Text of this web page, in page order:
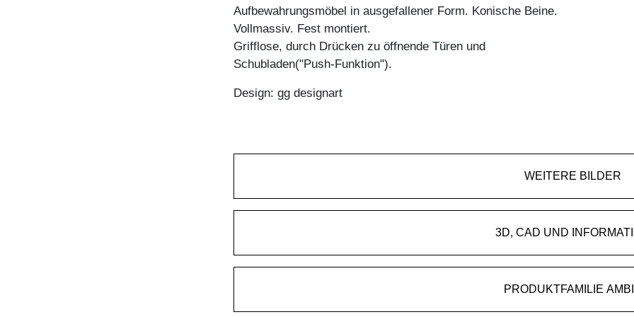
Aufbewahrungsmöbel in ausgefallener Form. Konische Beine.
Vollmassiv. Fest montiert.
Grifflose, durch Drücken zu öffnende Türen und
Schubladen("Push-Funktion").
Design: gg designart
WEITERE BILDER
3D, CAD UND
PRODUKTFAMILIE